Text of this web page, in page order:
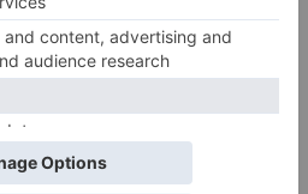
LO + VISTO
Barrio (PSOE) denuncia que la
apertura del Castillo responde a
“una foto” y no a la culminación
del proyecto